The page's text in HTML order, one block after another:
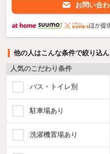
お問い合
ほか提
他の人はこんな条件で絞り込ん
人気のこだわり条件
バス・トイレ別
駐車場あり
洗濯機置場あり